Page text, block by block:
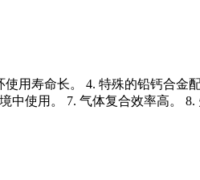
用寿命长。 4. 特殊的铅钙合
使用。 7. 气体复合效率高。